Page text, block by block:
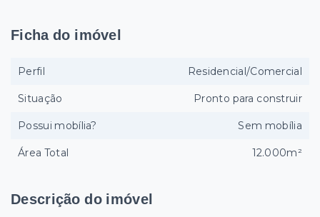
Descrição do imóvel
Ficha do imóvel
Perfil Residencial/Comercial
Situação Pronto para construir
Possui mobília? Sem mobília
Área Total 12.000m²